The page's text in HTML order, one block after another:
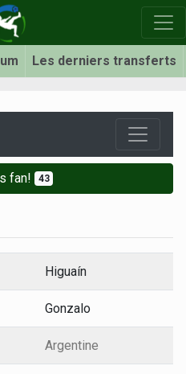
Les derniers transferts
fan! 43
Higuaín
Gonzalo
Argentine